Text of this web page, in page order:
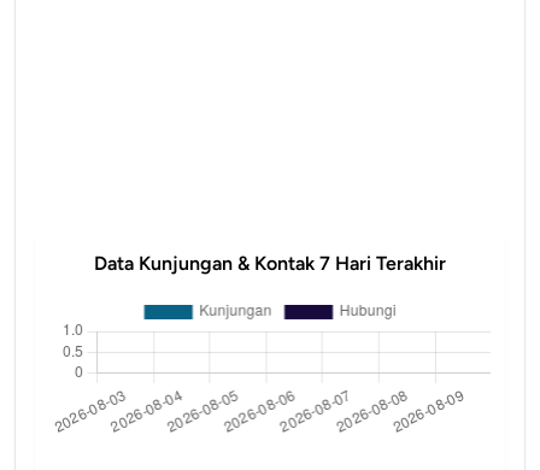
Data Kunjungan & Kontak 7 Hari Terakhir